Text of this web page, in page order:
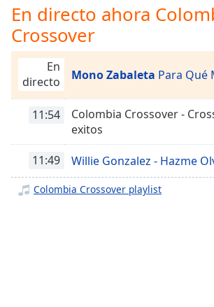
Subtitles
subtitles
settings,
opens
subtitles
settings
dialog
subtitles
off,
selected
Audio
Track
Latin Pop
La Chimba Radio
Colombia Lounge
Colombia Urbana
Colombia Góspel
En directo ahora
Crossover
En
directo
Mono Zabaleta Para Qué
11:54
Colombia Crossover -
exitos
11:49 Willie Gonzalez - Hazme
Colombia Crossover playlist